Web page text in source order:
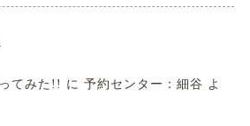
てみた!! に 予約センター：細谷 よ